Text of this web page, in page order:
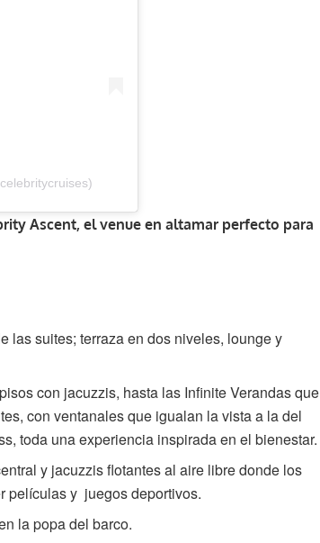
Ascent, el venue en altamar perfecto para
las suites; terraza en dos niveles, lounge y
con jacuzzis, hasta las Infinite Verandas que
con ventanales que igualan la vista a la del
toda una experiencia inspirada en el bienestar.
y jacuzzis flotantes al aire libre donde los
películas y juegos deportivos.
la popa del barco.